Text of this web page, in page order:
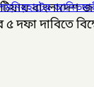
থানা পুলিশের
বাংলাদেশ
৫ দফা দাবিতে